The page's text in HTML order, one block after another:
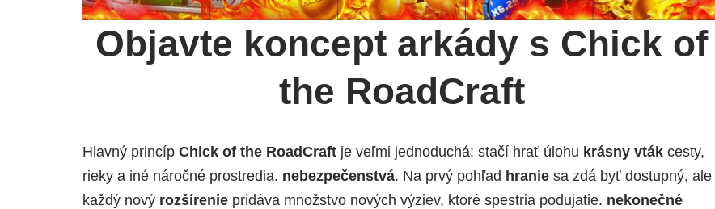
Objavte koncept arkády s Chick of
the RoadCraft
Hlavný princíp Chick of the RoadCraft je veľmi jednoduchá: stačí hrať úlohu krásny vták cesty,
rieky a iné náročné prostredia. nebezpečenstvá. Na prvý pohľad hranie sa zdá byť dostupný, ale
každý nový rozšírenie pridáva množstvo nových výziev, ktoré spestria podujatie. nekonečné